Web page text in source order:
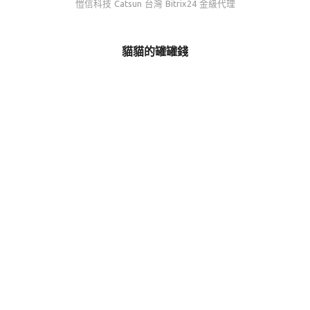
愷信科技 Catsun 台灣 Bitrix24 金級代理
貓貓的罐罐錢